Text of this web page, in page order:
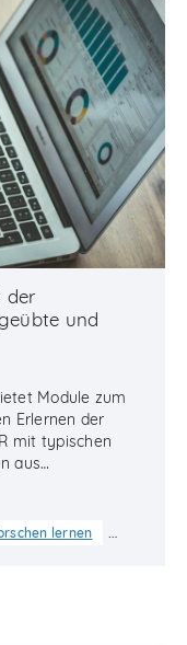
der
und
Module zum
Erlernen der
mit typischen
aus…
lernen